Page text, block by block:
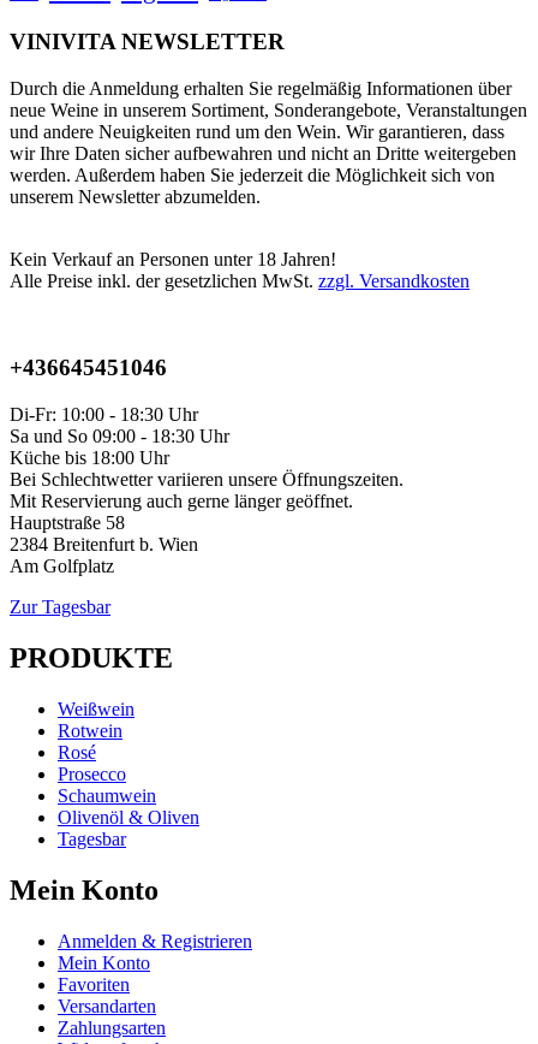
VINIVITA NEWSLETTER
Durch die Anmeldung erhalten Sie regelmäßig Informationen über
neue Weine in unserem Sortiment, Sonderangebote, Veranstaltungen
und andere Neuigkeiten rund um den Wein. Wir garantieren, dass
wir Ihre Daten sicher aufbewahren und nicht an Dritte weitergeben
werden. Außerdem haben Sie jederzeit die Möglichkeit sich von
unserem Newsletter abzumelden.
Kein Verkauf an Personen unter 18 Jahren!
Alle Preise inkl. der gesetzlichen MwSt. zzgl. Versandkosten
+436645451046
Di-Fr: 10:00 - 18:30 Uhr
Sa und So 09:00 - 18:30 Uhr
Küche bis 18:00 Uhr
Bei Schlechtwetter variieren unsere Öffnungszeiten.
Mit Reservierung auch gerne länger geöffnet.
Hauptstraße 58
2384 Breitenfurt b. Wien
Am Golfplatz
Zur Tagesbar
PRODUKTE
Weißwein
Rotwein
Rosé
Prosecco
Schaumwein
Olivenöl & Oliven
Tagesbar
Mein Konto
Anmelden & Registrieren
Mein Konto
Favoriten
Versandarten
Zahlungsarten